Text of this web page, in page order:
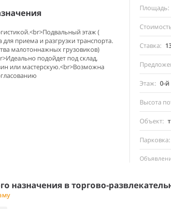
этаж (
приема и разгрузки транспорта.
малотоннажных грузовиков)
подойдет под склад,
или мастерскую.<br>Возможна
Площадь
Ставка
Этаж 0-й
Высота
Объект
Парковка
назначения в торгово-